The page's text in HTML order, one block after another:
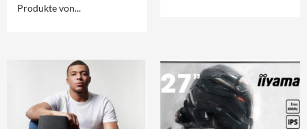
Produkte von...